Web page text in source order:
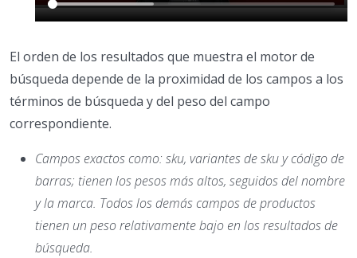
El orden de los resultados que muestra el motor de
búsqueda depende de la proximidad de los campos a los
términos de búsqueda y del peso del campo
correspondiente.
Campos exactos como: sku, variantes de sku y código de
barras; tienen los pesos más altos, seguidos del nombre
y la marca. Todos los demás campos de productos
tienen un peso relativamente bajo en los resultados de
búsqueda.